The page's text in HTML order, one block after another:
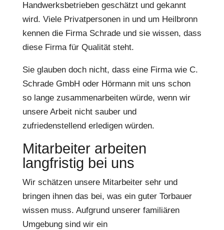
Handwerksbetrieben geschätzt und gekannt
wird. Viele Privatpersonen in und um Heilbronn
kennen die Firma Schrade und sie wissen, dass
diese Firma für Qualität steht.
Sie glauben doch nicht, dass eine Firma wie C.
Schrade GmbH oder Hörmann mit uns schon
so lange zusammenarbeiten würde, wenn wir
unsere Arbeit nicht sauber und
zufriedenstellend erledigen würden.
Mitarbeiter arbeiten
langfristig bei uns
Wir schätzen unsere Mitarbeiter sehr und
bringen ihnen das bei, was ein guter Torbauer
wissen muss. Aufgrund unserer familiären
Umgebung sind wir ein